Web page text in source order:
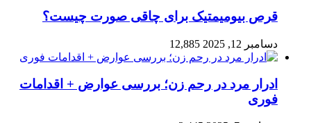
قرص بیومیمتیک برای چاقی صورت چیست؟
دسامبر 12, 2025 12,885
ادرار مرد در رحم زن؛ بررسی عوارض + اقدامات
فوری